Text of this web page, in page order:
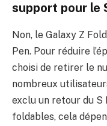
support pour le
Non, le Galaxy Z
Pen. Pour réduire
choisi de retirer le
nombreux
exclu un retour du S
foldables, cela